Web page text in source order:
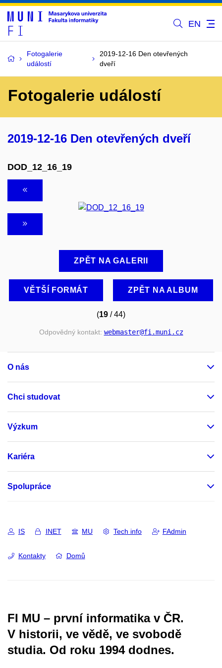
EN
Fotogalerie
událostí
2019-12-16 Den otevřených
dveří
Fotogalerie událostí
2019-12-16 Den otevřených dveří
DOD_12_16_19
ZPĚT NA GALERII
VĚTŠÍ FORMÁT ZPĚT NA ALBUM
(19 / 44)
Odpovědný kontakt: webmaster@fi.muni.cz
O nás
Chci studovat
Výzkum
Kariéra
Spolupráce
IS INET MU Tech info FAdmin
Kontakty Domů
FI MU – první informatika v ČR.
V historii, ve vědě, ve svobodě
studia. Od roku 1994 dodnes.